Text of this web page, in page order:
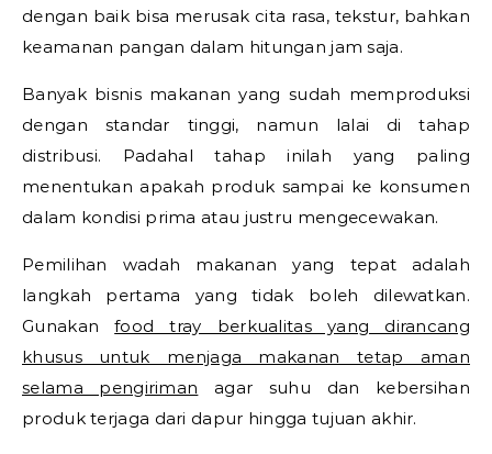
dengan baik bisa merusak cita rasa, tekstur, bahkan
keamanan pangan dalam hitungan jam saja.
Banyak bisnis makanan yang sudah memproduksi
dengan standar tinggi, namun lalai di tahap
distribusi. Padahal tahap inilah yang paling
menentukan apakah produk sampai ke konsumen
dalam kondisi prima atau justru mengecewakan.
Pemilihan wadah makanan yang tepat adalah
langkah pertama yang tidak boleh dilewatkan.
Gunakanfood tray berkualitas yang dirancang
khusus untuk menjaga makanan tetap aman
selama pengiriman agar suhu dan kebersihan
produk terjaga dari dapur hingga tujuan akhir.